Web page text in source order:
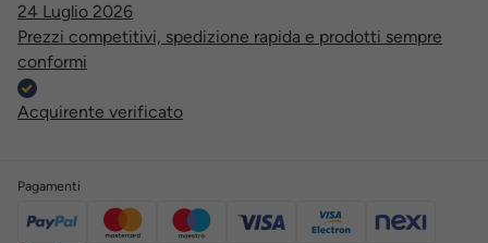
24 Luglio 2026
Prezzi competitivi, spedizione rapida e prodotti sempre
conformi
Acquirente verificato
Pagamenti